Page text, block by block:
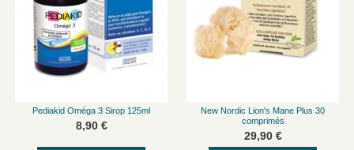
Pediakid Oméga 3 Sirop 125ml
8,90 €
New Nordic Lion's Mane Plus 30
comprimés
29,90 €